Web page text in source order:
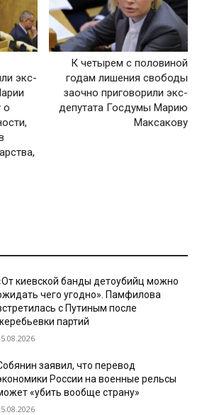
экс-
о
К четырем с половиной
годам лишения свободы
заочно приговорили экс-
депутата Госдумы Марию
Максакову
киевской банды детоубийц можно
чего угодно». Памфилова
с Путиным после
партий
заявил, что перевод
России на военные рельсы
«убить вообще страну»